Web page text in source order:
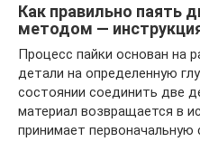
Как правильно паять
методом —
Процесс пайки основан на
детали на определенную
состоянии соединить две
материал возвращается в
принимает первоначальную